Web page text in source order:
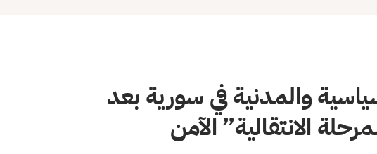
والمدنية في سورية بعد
الانتقالية” الآمن